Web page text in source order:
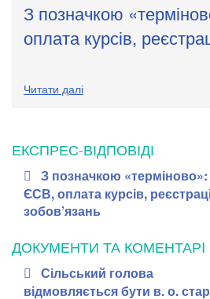
З позначкою
оплата курсів,
Читати далі
ЕКСПРЕС-ВІДПОВІДІ
З позначкою «терміново»:
ЄСВ, оплата курсів,
зобов’язань
ДОКУМЕНТИ ТА КОМЕНТАРI
Сільський голова
відмовляється бути в. о.